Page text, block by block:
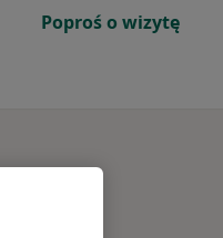
Poproś o wizytę